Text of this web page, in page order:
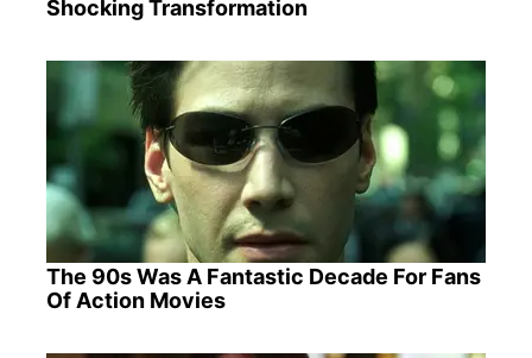
Shocking Transformation
The 90s Was A Fantastic Decade For Fans
Of Action Movies